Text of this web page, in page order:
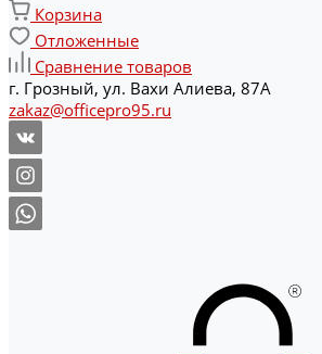
Корзина
Отложенные
Сравнение товаров
г. Грозный, ул. Вахи Алиева, 87А
zakaz@officepro95.ru